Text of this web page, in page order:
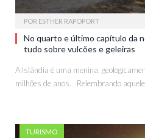
POR ESTHER RAPOPORT
No quarto e último capítulo da
tudo sobre vulcões e geleiras
A Islândia é uma menina,
milhões de anos. Relembrando aquele…
TURISMO